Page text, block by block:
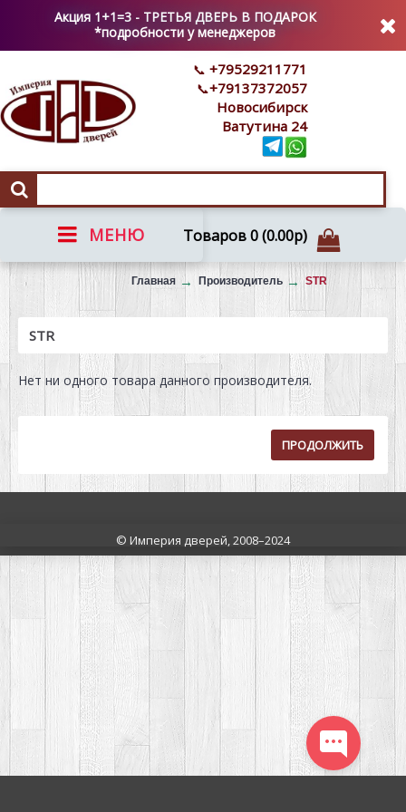
Акция 1+1=3 - ТРЕТЬЯ ДВЕРЬ В ПОДАРОК
*подробности у менеджеров
Товаров 0 (0.00р)
+79529211771
+79137372057
Новосибирск
Ватутина 24
МЕНЮ
Вызов на замер Главная Производитель STR
STR
Нет ни одного товара данного производителя.
ПРОДОЛЖИТЬ
© Империя дверей, 2008–2024